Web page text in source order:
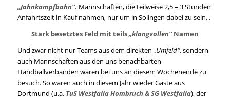
„Jahnkampfbahn“. Mannschaften, die teilweise 2,5 – 3 Stunden
Anfahrtszeit in Kauf nahmen, nur um in Solingen dabei zu sein. .
Stark besetztes Feld mit teils„klangvollen“Namen
Und zwar nicht nur Teams aus dem direkten „Umfeld“, sondern
auch Mannschaften aus den uns benachbarten
Handballverbänden waren bei uns an diesem Wochenende zu
besuch. So waren auch in diesem Jahr wieder Gäste aus
Dortmund (u.a. TuS Westfalia Hombruch & SG Westfalia), der